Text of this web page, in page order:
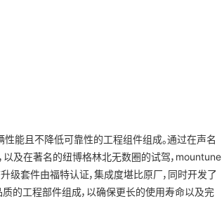
能且不降低可靠性的工程组件组成。通过在声名
及在著名的纽博格林北无数圈的试驾，mountune
套件由福特认证，集成度堪比原厂，同时开发了
的工程部件组成，以确保更长的使用寿命以及完